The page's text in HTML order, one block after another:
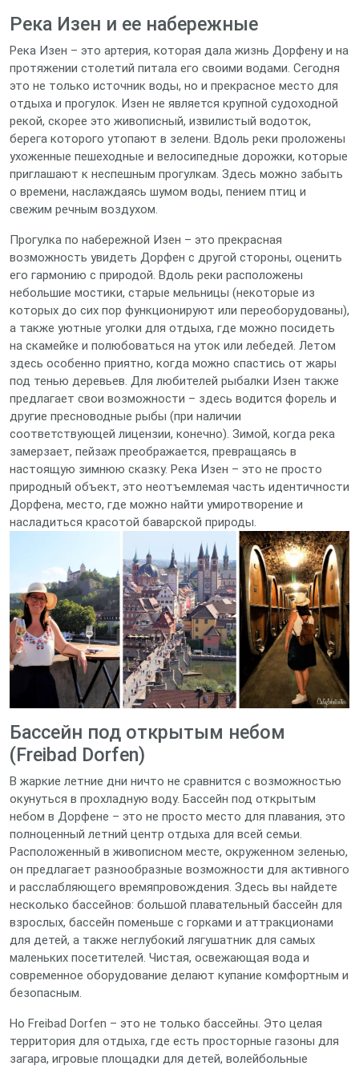
Река Изен и ее набережные
Река Изен – это артерия, которая дала жизнь Дорфену и на
протяжении столетий питала его своими водами. Сегодня
это не только источник воды, но и прекрасное место для
отдыха и прогулок. Изен не является крупной судоходной
рекой, скорее это живописный, извилистый водоток,
берега которого утопают в зелени. Вдоль реки проложены
ухоженные пешеходные и велосипедные дорожки, которые
приглашают к неспешным прогулкам. Здесь можно забыть
о времени, наслаждаясь шумом воды, пением птиц и
свежим речным воздухом.
Прогулка по набережной Изен – это прекрасная
возможность увидеть Дорфен с другой стороны, оценить
его гармонию с природой. Вдоль реки расположены
небольшие мостики, старые мельницы (некоторые из
которых до сих пор функционируют или переоборудованы),
а также уютные уголки для отдыха, где можно посидеть
на скамейке и полюбоваться на уток или лебедей. Летом
здесь особенно приятно, когда можно спастись от жары
под тенью деревьев. Для любителей рыбалки Изен также
предлагает свои возможности – здесь водится форель и
другие пресноводные рыбы (при наличии
соответствующей лицензии, конечно). Зимой, когда река
замерзает, пейзаж преображается, превращаясь в
настоящую зимнюю сказку. Река Изен – это не просто
природный объект, это неотъемлемая часть идентичности
Дорфена, место, где можно найти умиротворение и
насладиться красотой баварской природы.
Бассейн под открытым небом
(Freibad Dorfen)
В жаркие летние дни ничто не сравнится с возможностью
окунуться в прохладную воду. Бассейн под открытым
небом в Дорфене – это не просто место для плавания, это
полноценный летний центр отдыха для всей семьи.
Расположенный в живописном месте, окруженном зеленью,
он предлагает разнообразные возможности для активного
и расслабляющего времяпровождения. Здесь вы найдете
несколько бассейнов: большой плавательный бассейн для
взрослых, бассейн поменьше с горками и аттракционами
для детей, а также неглубокий лягушатник для самых
маленьких посетителей. Чистая, освежающая вода и
современное оборудование делают купание комфортным и
безопасным.
Но Freibad Dorfen – это не только бассейны. Это целая
территория для отдыха, где есть просторные газоны для
загара, игровые площадки для детей, волейбольные